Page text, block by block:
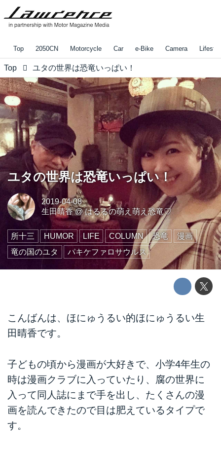
Top 2050CN Motorcycle Car e-Bike Camera
Top ユタの世界は恐竜いっぱい！
ユタの世界は恐竜いっぱい！
2019-04-08
生田晴香@はるるの萌え萌え恐竜♡
所十三 HUMOR LIFE COLUMN 恐竜
漫画
竜の国のユタ
パキケファロサウルス
こんばんは、ほにゅうるい的ほにゅうるい生
田晴香です。
子どもの頃から漫画が大好きで、小学4年生の
時は漫画クラブに入っていたり、腐の世界に
入って同人誌にまで手を出し、たくさんの漫
画を読んできたので目は肥えているタイプで
す。